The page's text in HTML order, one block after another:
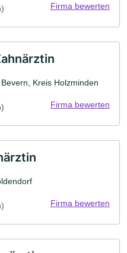
Firma bewerten
Kreis Holzminden
Firma bewerten
Firma bewerten